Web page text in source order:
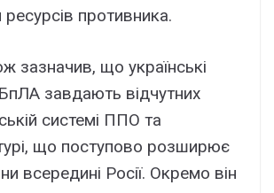
противника.
зазначив, що українські
завдають відчутних
системі ППО та
що поступово розширює
всередині Росії. Окремо він